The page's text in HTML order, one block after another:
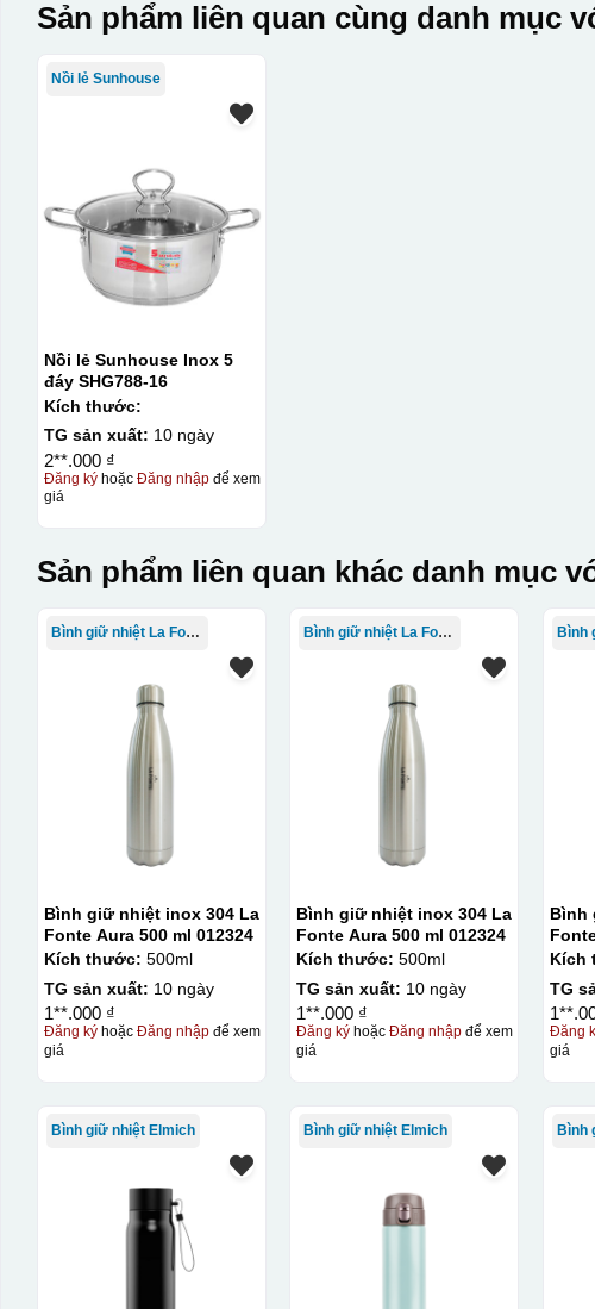
Sản phẩm liên quan cùng danh mục
Nồi lẻ Sunhouse
Nồi lẻ Sunhouse Inox 5
đáy SHG788-16
Kích thước:
TG sản xuất: 10 ngày
2**.000 ₫
Đăng kýhoặc Đăng nhậpđể xem
giá
Sản phẩm liên quan khác danh mục
Bình giữ nhiệt La Fonte
Bình giữ nhiệt inox 304 La
Fonte Aura 500 ml 012324
Kích thước: 500ml
TG sản xuất: 10 ngày
1**.000 ₫
Đăng kýhoặc Đăng nhậpđể xem
giá
Bình giữ nhiệt La Fonte
Bình giữ nhiệt inox 304 La
Fonte Aura 500 ml 012324
Kích thước: 500ml
TG sản xuất: 10 ngày
1**.000 ₫
Đăng ký hoặcĐăng nhập để xem
giá
Bình
Kích
TG
Đăng
giá
Bình giữ nhiệt Elmich Bình giữ nhiệt Elmich